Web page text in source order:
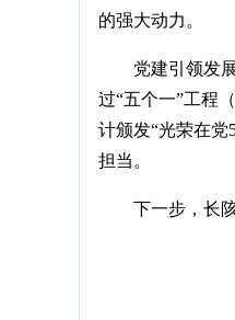
的强大动力。
党建引领发
过“五个一”工程
计颁发“光荣在
担当。
下一步，长